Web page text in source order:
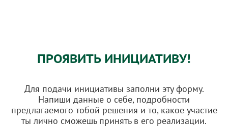
ПРОЯВИТЬ ИНИЦИАТИВУ!
Для подачи инициативы заполни эту форму.
Напиши данные о себе, подробности
предлагаемого тобой решения и то, какое участие
ты лично сможешь принять в его реализации.